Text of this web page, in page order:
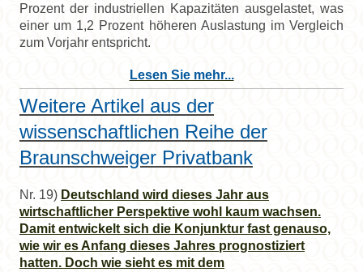
Prozent der industriellen Kapazitäten ausgelastet, was
einer um 1,2 Prozent höheren Auslastung im Vergleich
zum Vorjahr entspricht.
Lesen Sie mehr...
Weitere Artikel aus der
wissenschaftlichen Reihe der
Braunschweiger Privatbank
Nr. 19) Deutschland wird dieses Jahr aus
wirtschaftlicher Perspektive wohl kaum wachsen.
Damit entwickelt sich die Konjunktur fast genauso,
wie wir es Anfang dieses Jahres prognostiziert
hatten. Doch wie sieht es mit dem